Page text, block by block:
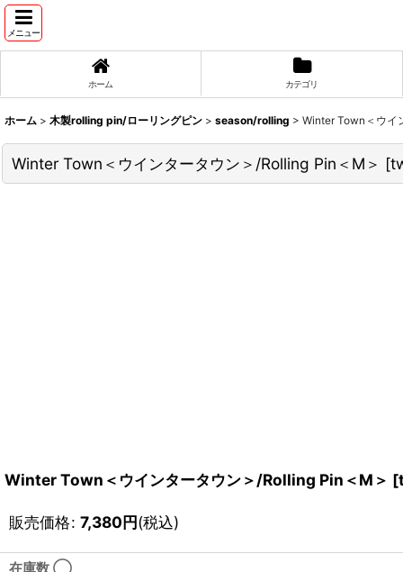
メニュー
ホーム カテゴリ
ホーム > 木製rolling pin/ローリングピン > season/rolling > Winter Town＜ウイ
Winter Town＜ウインタータウン＞/Rolling Pin＜M＞ [
Winter Town＜ウインタータウン＞/Rolling Pin＜M＞ [
販売価格: 7,380円(税込)
在庫数 ◯